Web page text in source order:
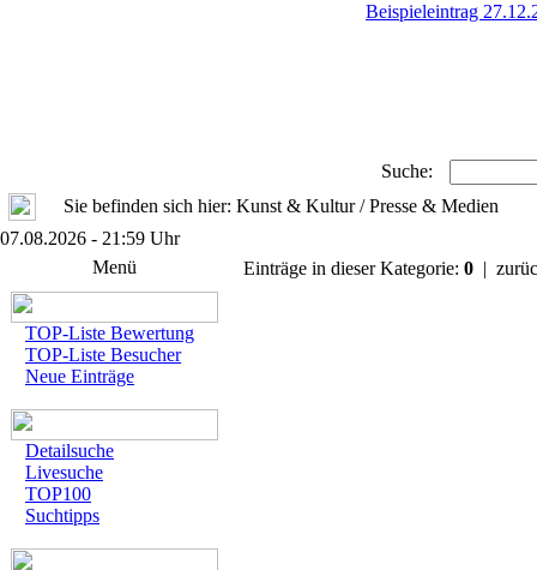
Beispieleintrag
Suche:
Sie befinden sich hier: Kunst & Kultur / Presse & Medien
07.08.2026 - 21:59 Uhr
Menü
TOP-Liste Bewertung
TOP-Liste Besucher
Neue Einträge
Detailsuche
Livesuche
TOP100
Suchtipps
Einträge in dieser Kategorie: 0 |